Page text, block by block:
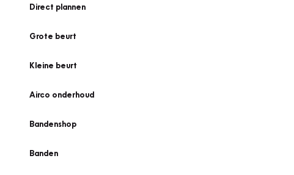
Direct plannen
Grote beurt
Kleine beurt
Airco onderhoud
Bandenshop
Banden